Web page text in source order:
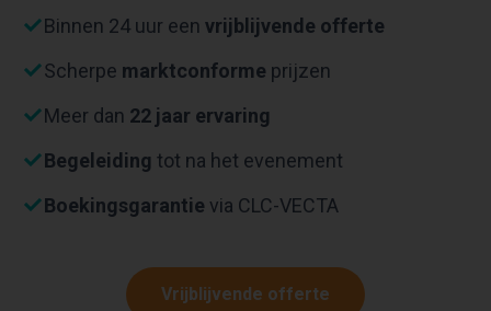
Binnen 24 uur een vrijblijvende offerte
Scherpe marktconforme prijzen
Meer dan 22 jaar ervaring
Begeleiding tot na het evenement
Boekingsgarantie via CLC-VECTA
Vrijblijvende offerte